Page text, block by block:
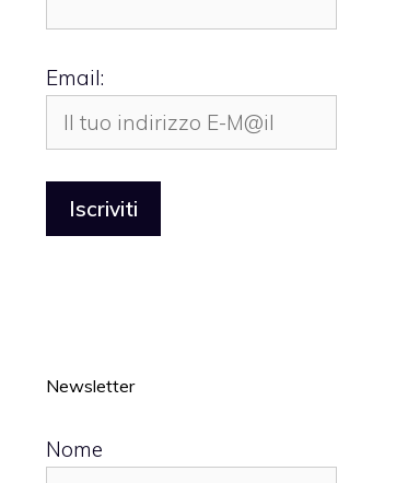
Email:
Newsletter
Nome